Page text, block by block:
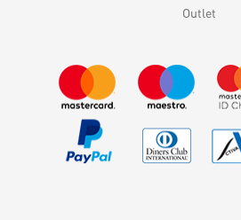
Outlet